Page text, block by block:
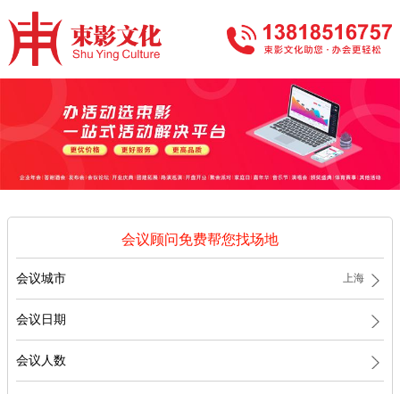
会议顾问免费帮您找场地
会议城市
会议日期
会议人数